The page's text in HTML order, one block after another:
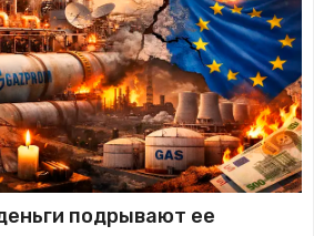
подрывают ее